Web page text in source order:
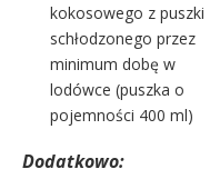
kokosowego z puszki
schłodzonego przez
minimum dobę w
lodówce (puszka o
pojemności 400 ml)
Dodatkowo: